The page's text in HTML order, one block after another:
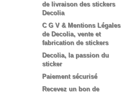
de livraison des stickers
Decolia
C G V & Mentions Légales
de Decolia, vente et
fabrication de stickers
Decolia, la passion du
sticker
Paiement sécurisé
Recevez un bon de